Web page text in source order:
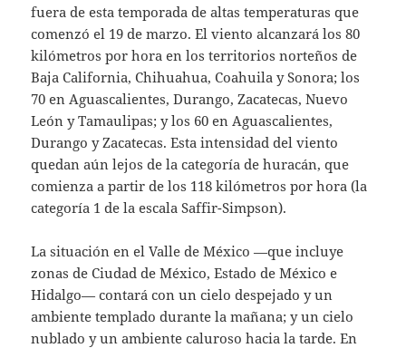
fuera de esta temporada de altas temperaturas que
comenzó el 19 de marzo. El viento alcanzará los 80
kilómetros por hora en los territorios norteños de
Baja California, Chihuahua, Coahuila y Sonora; los
70 en Aguascalientes, Durango, Zacatecas, Nuevo
León y Tamaulipas; y los 60 en Aguascalientes,
Durango y Zacatecas. Esta intensidad del viento
quedan aún lejos de la categoría de huracán, que
comienza a partir de los 118 kilómetros por hora (la
categoría 1 de la escala Saffir-Simpson).
La situación en el Valle de México —que incluye
zonas de Ciudad de México, Estado de México e
Hidalgo— contará con un cielo despejado y un
ambiente templado durante la mañana; y un cielo
nublado y un ambiente caluroso hacia la tarde. En